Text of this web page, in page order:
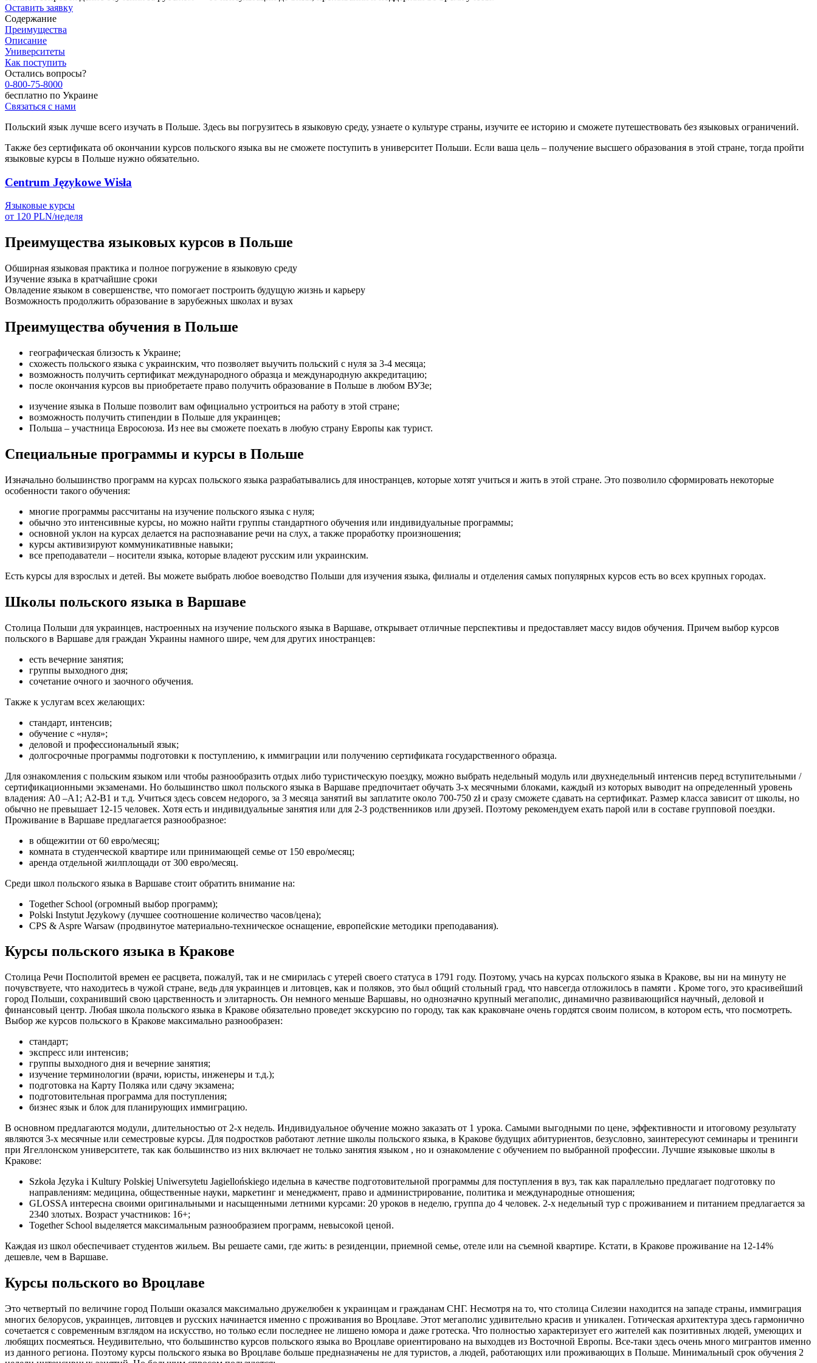
Оставить заявку
Содержание
Преимущества
Описание
Университеты
Как поступить
Остались вопросы?
0-800-75-8000
бесплатно по Украине
Связаться с нами
Польский язык лучше всего изучать в Польше. Здесь вы погрузитесь в языковую среду, узнаете о культуре страны, изучите ее историю и сможете путешествовать без языковых ограничений.
Также без сертификата об окончании курсов польского языка вы не сможете поступить в университет Польши. Если ваша цель – получение высшего образования в этой стране, тогда пройти
языковые курсы в Польше нужно обязательно.
Centrum Językowe Wisła
Языковые курсы
от 120 PLN/неделя
Преимущества языковых курсов в Польше
Обширная языковая практика и полное погружение в языковую среду
Изучение языка в кратчайшие сроки
Овладение языком в совершенстве, что помогает построить будущую жизнь и карьеру
Возможность продолжить образование в зарубежных школах и вузах
Преимущества обучения в Польше
географическая близость к Украине;
схожесть польского языка с украинским, что позволяет выучить польский с нуля за 3-4 месяца;
возможность получить сертификат международного образца и международную аккредитацию;
после окончания курсов вы приобретаете право получить образование в Польше в любом ВУЗе;
изучение языка в Польше позволит вам официально устроиться на работу в этой стране;
возможность получить стипендии в Польше для украинцев;
Польша – участница Евросоюза. Из нее вы сможете поехать в любую страну Европы как турист.
Специальные программы и курсы в Польше
Изначально большинство программ на курсах польского языка разрабатывались для иностранцев, которые хотят учиться и жить в этой стране. Это позволило сформировать некоторые
особенности такого обучения:
многие программы рассчитаны на изучение польского языка с нуля;
обычно это интенсивные курсы, но можно найти группы стандартного обучения или индивидуальные программы;
основной уклон на курсах делается на распознавание речи на слух, а также проработку произношения;
курсы активизируют коммуникативные навыки;
все преподаватели – носители языка, которые владеют русским или украинским.
Есть курсы для взрослых и детей. Вы можете выбрать любое воеводство Польши для изучения языка, филиалы и отделения самых популярных курсов есть во всех крупных городах.
Школы польского языка в Варшаве
Столица Польши для украинцев, настроенных на изучение польского языка в Варшаве, открывает отличные перспективы и предоставляет массу видов обучения. Причем выбор курсов
польского в Варшаве для граждан Украины намного шире, чем для других иностранцев:
есть вечерние занятия;
группы выходного дня;
сочетание очного и заочного обучения.
Также к услугам всех желающих:
стандарт, интенсив;
обучение с «нуля»;
деловой и профессиональный язык;
долгосрочные программы подготовки к поступлению, к иммиграции или получению сертификата государственного образца.
Для ознакомления с польским языком или чтобы разнообразить отдых либо туристическую поездку, можно выбрать недельный модуль или двухнедельный интенсив перед вступительными /
сертификационными экзаменами. Но большинство школ польского языка в Варшаве предпочитает обучать 3-х месячными блоками, каждый из которых выводит на определенный уровень
владения: А0 –А1; А2-В1 и т.д. Учиться здесь совсем недорого, за 3 месяца занятий вы заплатите около 700-750 zł и сразу сможете сдавать на сертификат. Размер класса зависит от школы, но
обычно не превышает 12-15 человек. Хотя есть и индивидуальные занятия или для 2-3 родственников или друзей. Поэтому рекомендуем ехать парой или в составе групповой поездки.
Проживание в Варшаве предлагается разнообразное:
в общежитии от 60 евро/месяц;
комната в студенческой квартире или принимающей семье от 150 евро/месяц;
аренда отдельной жилплощади от 300 евро/месяц.
Среди школ польского языка в Варшаве стоит обратить внимание на:
Together School (огромный выбор программ);
Polski Instytut Językowy (лучшее соотношение количество часов/цена);
CPS & Aspre Warsaw (продвинутое материально-техническое оснащение, европейские методики преподавания).
Курсы польского языка в Кракове
Столица Речи Посполитой времен ее расцвета, пожалуй, так и не смирилась с утерей своего статуса в 1791 году. Поэтому, учась на курсах польского языка в Кракове, вы ни на минуту не
почувствуете, что находитесь в чужой стране, ведь для украинцев и литовцев, как и поляков, это был общий стольный град, что навсегда отложилось в памяти . Кроме того, это красивейший
город Польши, сохранивший свою царственность и элитарность. Он немного меньше Варшавы, но однозначно крупный мегаполис, динамично развивающийся научный, деловой и
финансовый центр. Любая школа польского языка в Кракове обязательно проведет экскурсию по городу, так как краковчане очень гордятся своим полисом, в котором есть, что посмотреть.
Выбор же курсов польского в Кракове максимально разнообразен:
стандарт;
экспресс или интенсив;
группы выходного дня и вечерние занятия;
изучение терминологии (врачи, юристы, инженеры и т.д.);
подготовка на Карту Поляка или сдачу экзамена;
подготовительная программа для поступления;
бизнес язык и блок для планирующих иммиграцию.
В основном предлагаются модули, длительностью от 2-х недель. Индивидуальное обучение можно заказать от 1 урока. Самыми выгодными по цене, эффективности и итоговому результату
являются 3-х месячные или семестровые курсы. Для подростков работают летние школы польского языка, в Кракове будущих абитуриентов, безусловно, заинтересуют семинары и тренинги
при Ягеллонском университете, так как большинство из них включает не только занятия языком , но и ознакомление с обучением по выбранной профессии. Лучшие языковые школы в
Кракове:
Szkoła Języka i Kultury Polskiej Uniwersytetu Jagiellońskiego идельна в качестве подготовительной программы для поступления в вуз, так как параллельно предлагает подготовку по
направлениям: медицина, общественные науки, маркетинг и менеджмент, право и администрирование, политика и международные отношения;
GLOSSA интересна своими оригинальными и насыщенными летними курсами: 20 уроков в неделю, группа до 4 человек. 2-х недельный тур с проживанием и питанием предлагается за
2340 злотых. Возраст участников: 16+;
Together School выделяется максимальным разнообразием программ, невысокой ценой.
Каждая из школ обеспечивает студентов жильем. Вы решаете сами, где жить: в резиденции, приемной семье, отеле или на съемной квартире. Кстати, в Кракове проживание на 12-14%
дешевле, чем в Варшаве.
Курсы польского во Вроцлаве
Это четвертый по величине город Польши оказался максимально дружелюбен к украинцам и гражданам СНГ. Несмотря на то, что столица Силезии находится на западе страны, иммиграция
многих белорусов, украинцев, литовцев и русских начинается именно с проживания во Вроцлаве. Этот мегаполис удивительно красив и уникален. Готическая архитектура здесь гармонично
сочетается с современным взглядом на искусство, но только если последнее не лишено юмора и даже гротеска. Что полностью характеризует его жителей как позитивных людей, умеющих и
любящих посмеяться. Неудивительно, что большинство курсов польского языка во Вроцлаве ориентировано на выходцев из Восточной Европы. Все-таки здесь очень много мигрантов именно
из данного региона. Поэтому курсы польского языка во Вроцлаве больше предназначены не для туристов, а людей, работающих или проживающих в Польше. Минимальный срок обучения 2